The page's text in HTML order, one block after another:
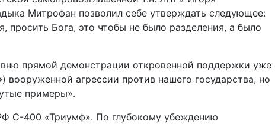
Митрофан позволил себе утверждать следующее:
Бога, это чтобы не было разделения, а было
прямой демонстрации откровенной поддержки уже
) вооруженной агрессии против нашего государства, но
примеры».
С-400 «Триумф». По глубокому убеждению